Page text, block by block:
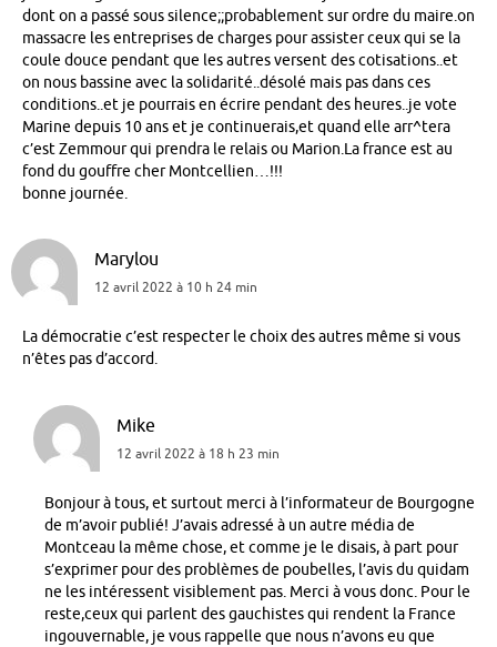
dont on a passé sous silence;;probablement sur ordre du maire.on
massacre les entreprises de charges pour assister ceux qui se la
coule douce pendant que les autres versent des cotisations..et
on nous bassine avec la solidarité..désolé mais pas dans ces
conditions..et je pourrais en écrire pendant des heures..je vote
Marine depuis 10 ans et je continuerais,et quand elle arr^tera
c’est Zemmour qui prendra le relais ou Marion.La france est au
fond du gouffre cher Montcellien…!!!
bonne journée.
Marylou
12 avril 2022 à 10 h 24 min
La démocratie c’est respecter le choix des autres même si vous
n’êtes pas d’accord.
Mike
12 avril 2022 à 18 h 23 min
Bonjour à tous, et surtout merci à l’informateur de Bourgogne
de m’avoir publié! J’avais adressé à un autre média de
Montceau la même chose, et comme je le disais, à part pour
s’exprimer pour des problèmes de poubelles, l’avis du quidam
ne les intéressent visiblement pas. Merci à vous donc. Pour le
reste,ceux qui parlent des gauchistes qui rendent la France
ingouvernable, je vous rappelle que nous n’avons eu que